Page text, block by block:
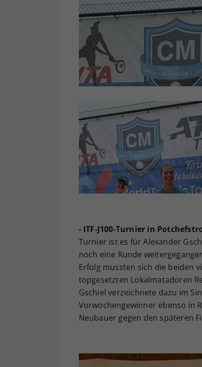
- ITF-J100-Turnier in
Turnier ist es für Alexander
noch eine Runde
Erfolg mussten sich die beiden
topgesetzten Lokalmatadoren
Gschiel verzeichnete dazu im
Vorwochengewinner ebenso in
Neubauer gegen den späteren